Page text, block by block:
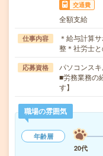
交通費
全額支給
仕事内容
＊給与計算
整＊社労士
応募資格
パソコンス
■労務業務の
す】
職場の雰囲気
年齢層
20代